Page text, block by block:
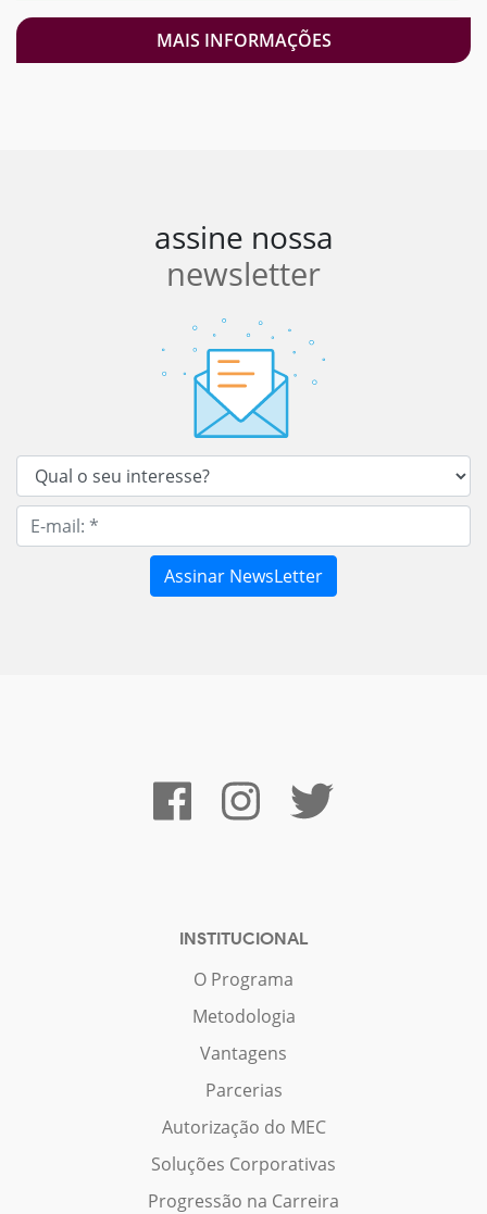
MAIS INFORMAÇÕES
assine nossa
newsletter
INSTITUCIONAL
O Programa
Metodologia
Vantagens
Parcerias
Autorização do MEC
Soluções Corporativas
Progressão na Carreira